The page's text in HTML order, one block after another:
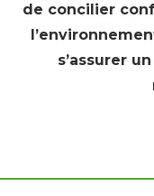
de concilier
s’assurer